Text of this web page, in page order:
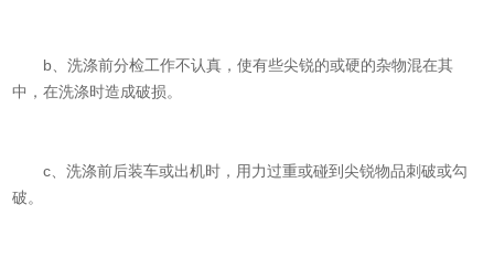
b、洗涤前分检工作不认真，使有些尖锐的或硬的杂物混在其
中，在洗涤时造成破损。
c、洗涤前后装车或出机时，用力过重或碰到尖锐物品刺破或勾
破。